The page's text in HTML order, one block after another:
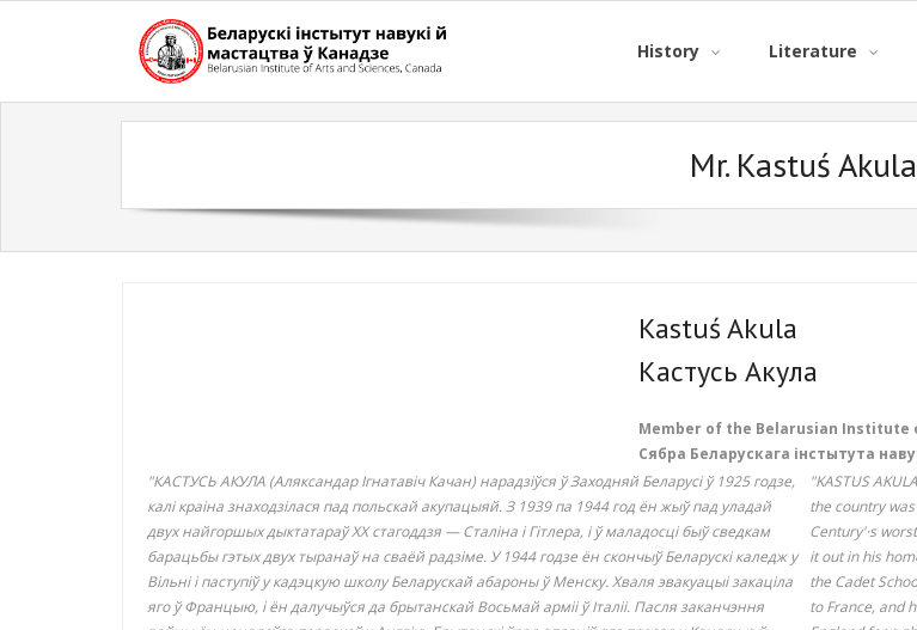
History Literature
Mr. Kastuś Akula
Kastuś Akula
Кастусь Акула
Member of the Belarusian Institute
Сябра Беларускага інстытута
"КАСТУСЬ АКУЛА (Аляксандар Ігнатавіч Качан) нарадзіўся ў Заходняй Беларусі ў 1925 годзе,
калі краіна знаходзілася пад польскай акупацыяй. З 1939 па 1944 год ён жыў пад уладай
двух найгоршых дыктатараў ХХ стагоддзя — Сталіна і Гітлера, і ў маладосці быў сведкам
барацьбы гэтых двух тыранаў на сваёй радзіме. У 1944 годзе ён скончыў Беларускі каледж у
Вільні і паступіў у кадэцкую школу Беларускай абароны ў Менску. Хваля эвакуацыі закаціла
яго ў Францыю, і ён далучыўся да брытанскай Восьмай арміі ў Італіі. Пасля заканчэння
"KASTUS
the country
Century'·s
it out in his
the Cadet
to France, and